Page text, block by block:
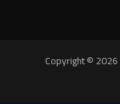
Copyright ©